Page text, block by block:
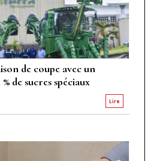
de coupe avec un
de sucres spéciaux
Lire